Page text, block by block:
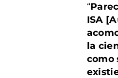
“
ISA
la
como